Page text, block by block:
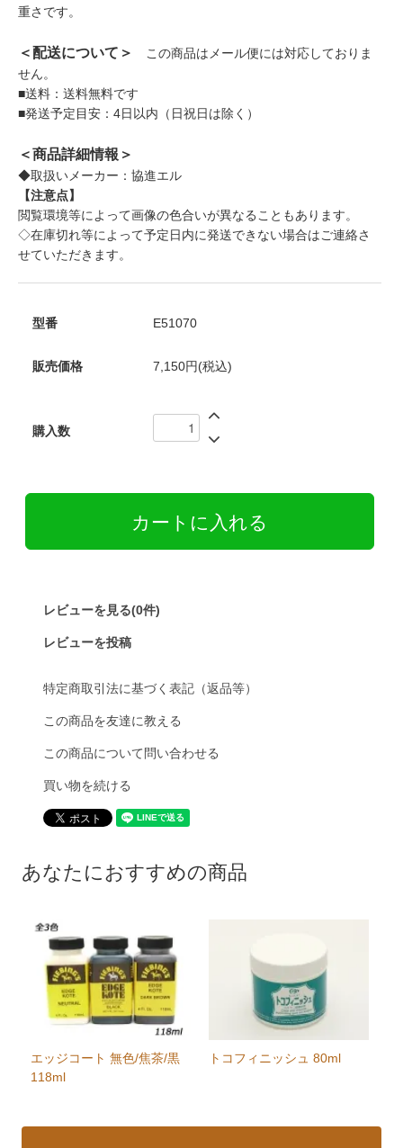
重さです。
＜配送について＞
この商品はメール便には対応しておりま
せん。
■送料：送料無料です
■発送予定目安：4日以内（日祝日は除く）
＜商品詳細情報＞
◆取扱いメーカー：協進エル
【注意点】
閲覧環境等によって画像の色合いが異なることもあります。
◇在庫切れ等によって予定日内に発送できない場合はご連絡さ
せていただきます。
型番 E51070
販売価格 7,150円(税込)
購入数
レビューを見る(0件)
レビューを投稿
特定商取引法に基づく表記（返品等）
この商品を友達に教える
この商品について問い合わせる
買い物を続ける
あなたにおすすめの商品
エッジコート 無色/焦茶/黒
118ml
トコフィニッシュ 80ml